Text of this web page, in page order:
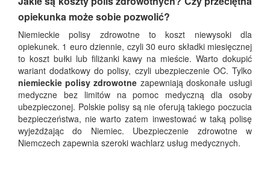
opiekunka może sobie pozwolić?
Niemieckie polisy zdrowotne to koszt niewysoki dla
opiekunek. 1 euro dziennie, czyli 30 euro składki miesięcznej
to koszt bułki lub filiżanki kawy na mieście. Warto dokupić
wariant dodatkowy do polisy, czyli ubezpieczenie OC. Tylko
niemieckie polisy zdrowotne zapewniają doskonałe usługi
medyczne bez limitów na pomoc medyczną dla osoby
ubezpieczonej. Polskie polisy są nie oferują takiego poczucia
bezpieczeństwa, nie warto zatem inwestować w taką polisę
wyjeżdżając do Niemiec. Ubezpieczenie zdrowotne w
Niemczech zapewnia szeroki wachlarz usług medycznych.